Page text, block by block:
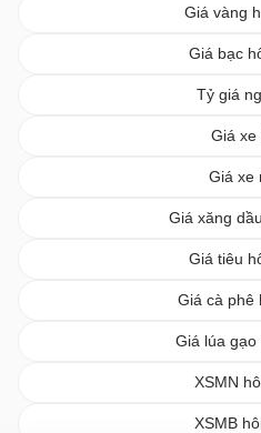
Giá vàng
Giá bạc
Tỷ giá
Giá xe
Giá xe
Giá xăng
Giá tiêu
Giá cà phê
Giá lúa gạo
XSMN
XSMB